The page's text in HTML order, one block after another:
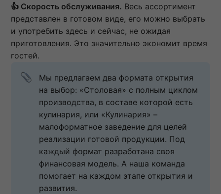
👍 Скорость обслуживания. Весь ассортимент
представлен в готовом виде, его можно выбрать
и употребить здесь и сейчас, не ожидая
приготовления. Это значительно экономит время
гостей.
Мы предлагаем два формата открытия
на выбор: «Столовая» с полным циклом
производства, в составе которой есть
кулинария, или «Кулинария» –
малоформатное заведение для целей
реализации готовой продукции. Под
каждый формат разработана своя
финансовая модель. А наша команда
помогает на каждом этапе открытия и
развития.